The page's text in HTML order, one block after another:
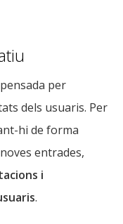
per
dels usuaris. Per
hi de forma
entrades,
i
.